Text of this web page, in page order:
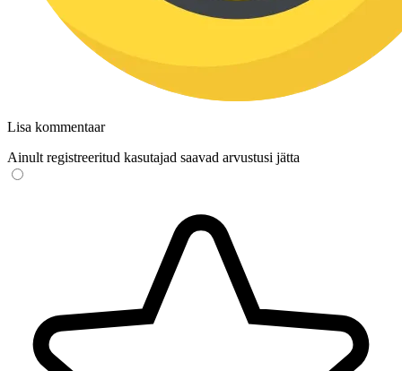
Lisa kommentaar
Ainult registreeritud kasutajad saavad arvustusi jätta